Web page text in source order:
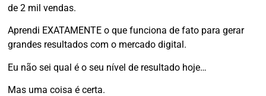
de 2 mil vendas.
Aprendi EXATAMENTE o que funciona de fato para gerar
grandes resultados com o mercado digital.
Eu não sei qual é o seu nível de resultado hoje…
Mas uma coisa é certa.